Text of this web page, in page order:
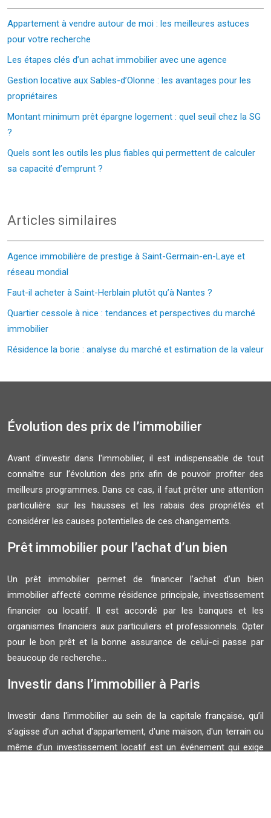
Appartement à vendre autour de moi : les meilleures astuces
pour votre recherche
Les étapes clés d’un achat immobilier avec une agence
Gestion locative aux Sables-d’Olonne : les avantages pour les
propriétaires
Montant minimum prêt épargne logement : quel seuil chez la SG
?
Quels sont les outils les plus fiables qui permettent de calculer
sa capacité d’emprunt ?
Articles similaires
Agence immobilière de prestige à Saint-Germain-en-Laye et
réseau mondial
Faut-il acheter à Saint-Herblain plutôt qu’à Nantes ?
Quartier cessole à nice : tendances et perspectives du marché
immobilier
Résidence la borie : analyse du marché et estimation de la valeur
Évolution des prix de l’immobilier
Avant d'investir dans l'immobilier, il est indispensable de tout
connaître sur l’évolution des prix afin de pouvoir profiter des
meilleurs programmes. Dans ce cas, il faut prêter une attention
particulière sur les hausses et les rabais des propriétés et
considérer les causes potentielles de ces changements.
Prêt immobilier pour l’achat d’un bien
Un prêt immobilier permet de financer l’achat d’un bien
immobilier affecté comme résidence principale, investissement
financier ou locatif. Il est accordé par les banques et les
organismes financiers aux particuliers et professionnels. Opter
pour le bon prêt et la bonne assurance de celui-ci passe par
beaucoup de recherche...
Investir dans l’immobilier à Paris
Investir dans l'immobilier au sein de la capitale française, qu’il
s’agisse d’un achat d'appartement, d'une maison, d'un terrain ou
même d’un investissement locatif est un événement qui exige